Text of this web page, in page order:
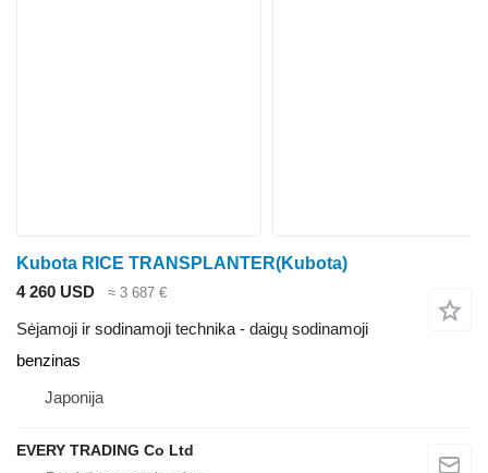
Kubota RICE TRANSPLANTER(Kubota)
4 260 USD
≈ 3 687 €
Sėjamoji ir sodinamoji technika - daigų sodinamoji
benzinas
Japonija
EVERY TRADING Co Ltd